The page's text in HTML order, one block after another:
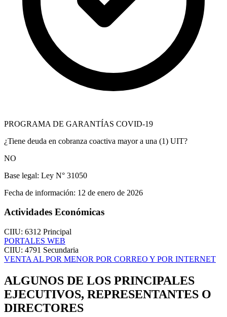
PROGRAMA DE GARANTÍAS COVID-19
¿Tiene deuda en cobranza coactiva mayor a una (1) UIT?
NO
Base legal: Ley N° 31050
Fecha de información: 12 de enero de 2026
Actividades Económicas
CIIU: 6312 Principal
PORTALES WEB
CIIU: 4791 Secundaria
VENTA AL POR MENOR POR CORREO Y POR INTERNET
ALGUNOS DE LOS PRINCIPALES
EJECUTIVOS, REPRESENTANTES O
DIRECTORES